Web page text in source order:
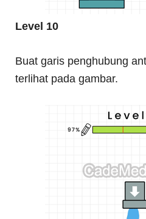
Level 10
Buat garis penghubung
terlihat pada gambar.